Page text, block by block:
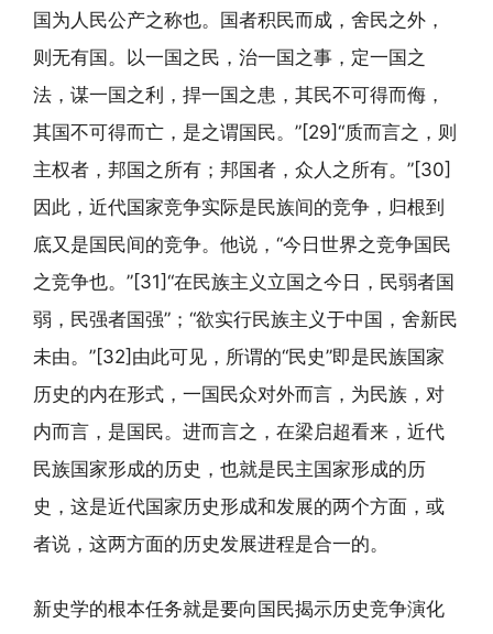
国为人民公产之称也。国者积民而成，舍民之外，
则无有国。以一国之民，治一国之事，定一国之
法，谋一国之利，捍一国之患，其民不可得而侮，
其国不可得而亡，是之谓国民。”[29]“质而言之，则
主权者，邦国之所有；邦国者，众人之所有。”[30]
因此，近代国家竞争实际是民族间的竞争，归根到
底又是国民间的竞争。他说，“今日世界之竞争国民
之竞争也。”[31]“在民族主义立国之今日，民弱者国
弱，民强者国强”；“欲实行民族主义于中国，舍新民
未由。”[32]由此可见，所谓的“民史”即是民族国家
历史的内在形式，一国民众对外而言，为民族，对
内而言，是国民。进而言之，在梁启超看来，近代
民族国家形成的历史，也就是民主国家形成的历
史，这是近代国家历史形成和发展的两个方面，或
者说，这两方面的历史发展进程是合一的。
新史学的根本任务就是要向国民揭示历史竞争演化